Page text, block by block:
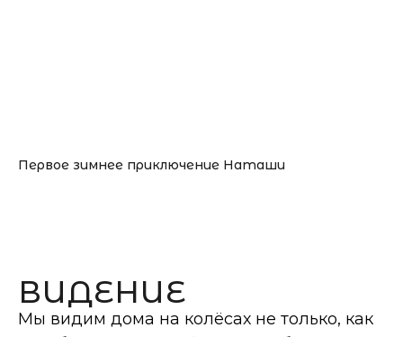
Первое зимнее приключение Наташи
ВИДЕНИЕ
Мы видим дома на колёсах не только, как